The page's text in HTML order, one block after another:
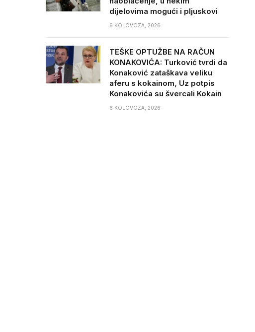
dijelovima mogući i pljuskovi
6 KOLOVOZA, 2026
TEŠKE OPTUŽBE NA RAČUN
KONAKOVIĆA: Turković tvrdi da
Konaković zataškava veliku
aferu s kokainom, Uz potpis
Konakovića su švercali Kokain
6 KOLOVOZA, 2026